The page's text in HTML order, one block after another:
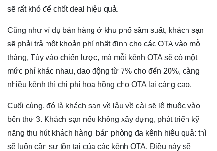
sẽ rất khó để chốt deal hiệu quả.
Cũng như ví dụ bán hàng ở khu phố sầm suất, khách sạn
sẽ phải trả một khoản phí nhất định cho các OTA vào mỗi
tháng, Tùy vào chiến lược, mà mỗi kênh OTA sẽ có một
mức phí khác nhau, dao động từ 7% cho đến 20%, càng
nhiều kênh thì chi phí hoa hồng cho OTA lại càng cao.
Cuối cùng, đó là khách sạn về lâu về dài sẽ lệ thuộc vào
bên thứ 3. Khách sạn nếu không xây dựng, phát triển kỹ
năng thu hút khách hàng, bán phòng đa kênh hiệu quả; thì
sẽ luôn cần sự tồn tại của các kênh OTA. Điều này sẽ